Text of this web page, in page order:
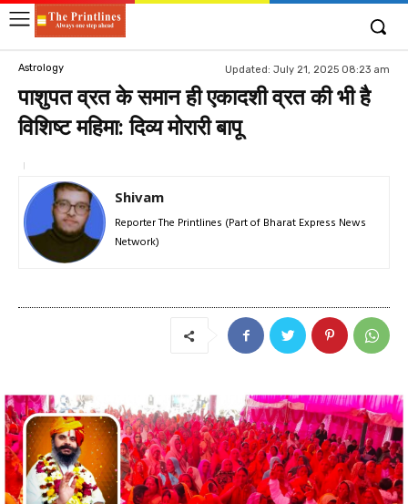
Astrology Updated: July 21, 2025 08:23 am
पाशुपत व्रत के समान ही एकादशी व्रत की भी है
विशिष्ट महिमा: दिव्य मोरारी बापू
Shivam
Reporter The Printlines (Part of Bharat Express News
Network)